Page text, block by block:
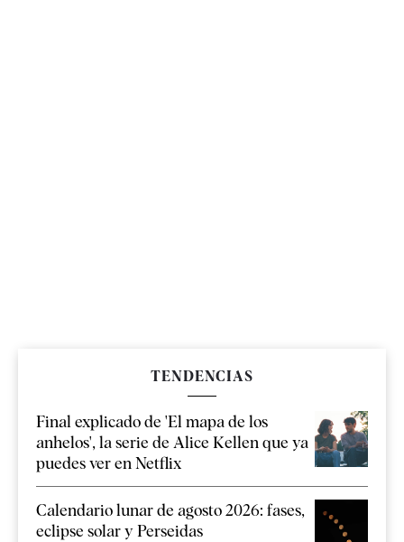
TENDENCIAS
Final explicado de 'El mapa de los
anhelos', la serie de Alice Kellen que ya
puedes ver en Netflix
Calendario lunar de agosto 2026: fases,
eclipse solar y Perseidas